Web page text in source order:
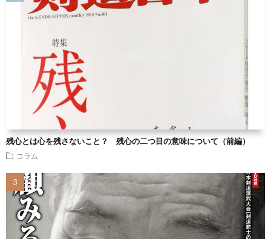
残心とは心を残さないこと？ 残心の二つ目の意味について（前編）
コラム